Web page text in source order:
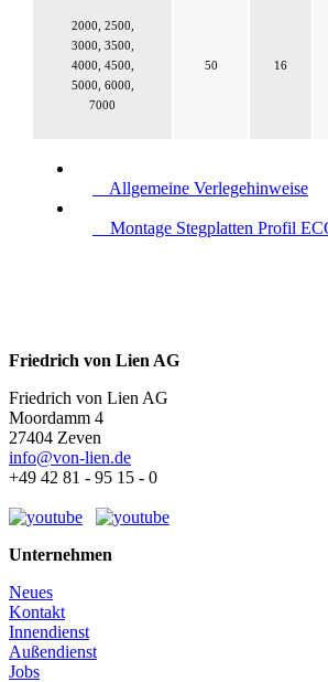
2000, 2500,
3000, 3500,
4000, 4500,
5000, 6000,
7000
50 16
Allgemeine Verlegehinweise
Montage Stegplatten Profil
Friedrich von Lien AG
Friedrich von Lien AG
Moordamm 4
27404 Zeven
info@von-lien.de
+49 42 81 - 95 15 - 0
Unternehmen
Neues
Kontakt
Innendienst
Außendienst
Jobs